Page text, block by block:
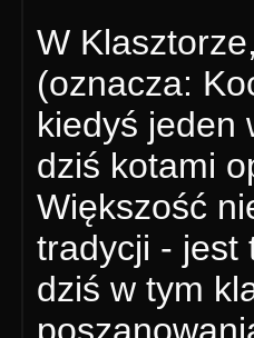
W
(oznacza:
kiedyś jeden
dziś kotami
Większość
tradycji - jest
dziś w tym